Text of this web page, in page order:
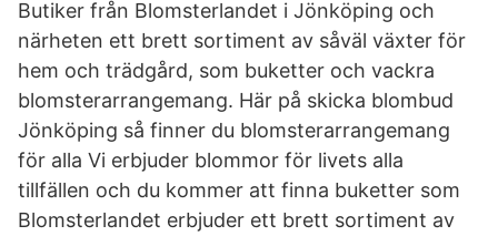
Butiker från Blomsterlandet i Jönköping och
närheten ett brett sortiment av såväl växter för
hem och trädgård, som buketter och vackra
blomsterarrangemang. Här på skicka blombud
Jönköping så finner du blomsterarrangemang
för alla Vi erbjuder blommor för livets alla
tillfällen och du kommer att finna buketter som
Blomsterlandet erbjuder ett brett sortiment av